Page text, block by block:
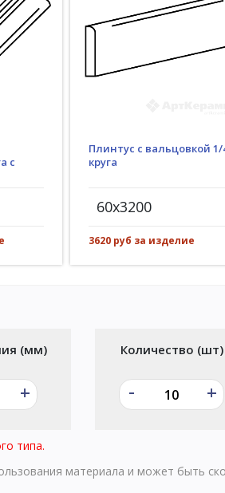
с
Плинтус с вальцовкой 1/
круга
60x3200
3620 руб за изделие
(мм)
+
Количество (шт)
- +
типа.
материала и может быть